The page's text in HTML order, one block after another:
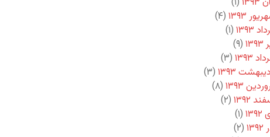
۱۳۹۳
(۴)
۱۳۹۳
(۱)
(۹)
۱۳۹۳
(۳)
۱۳۹۳
(۳)
۱۳۹۳
(۸)
۱۳۹۲
(۲)
(۱)
(۲)